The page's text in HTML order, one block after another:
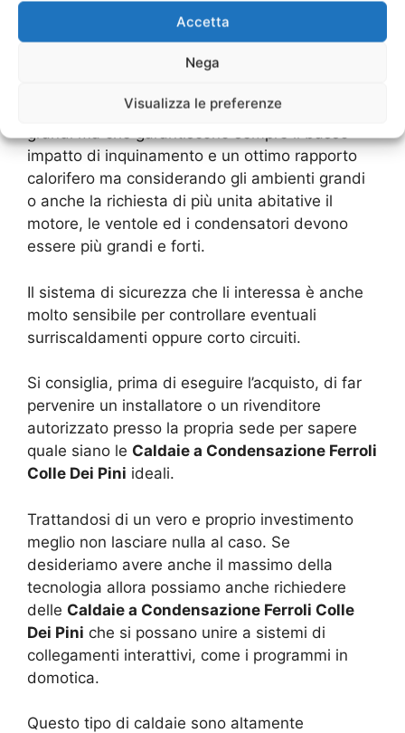
Accetta
Nega
Visualizza le preferenze
maggiormente costose poiché devono essere in
grado di sostenere una grande richiesta di
vapore acqueo per il riscaldamento.
Si tratta di strutture che sono maggiormente
grandi ma che garantiscono sempre il basso
impatto di inquinamento e un ottimo rapporto
calorifero ma considerando gli ambienti grandi
o anche la richiesta di più unita abitative il
motore, le ventole ed i condensatori devono
essere più grandi e forti.
Il sistema di sicurezza che li interessa è anche
molto sensibile per controllare eventuali
surriscaldamenti oppure corto circuiti.
Si consiglia, prima di eseguire l’acquisto, di far
pervenire un installatore o un rivenditore
autorizzato presso la propria sede per sapere
quale siano le Caldaie a Condensazione Ferroli
Colle Dei Pini ideali.
Trattandosi di un vero e proprio investimento
meglio non lasciare nulla al caso. Se
desideriamo avere anche il massimo della
tecnologia allora possiamo anche richiedere
delle Caldaie a Condensazione Ferroli Colle
Dei Pini che si possano unire a sistemi di
collegamenti interattivi, come i programmi in
domotica.
Questo tipo di caldaie sono altamente